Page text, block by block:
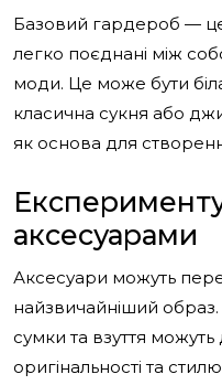
Базовий гардероб — це
легко поєднані між
моди. Це може бути
класична сукня або
як основа для
аксесуарами
Аксесуари можуть
найзвичайніший
сумки та взуття
оригінальності та